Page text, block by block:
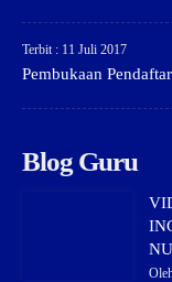
Terbit : 11 Juli 2017
Pembukaan
Blog Guru